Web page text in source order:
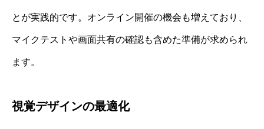
とが実践的です。オンライン開催の機会も増えており、
マイクテストや画面共有の確認も含めた準備が求められ
ます。
視覚デザインの最適化